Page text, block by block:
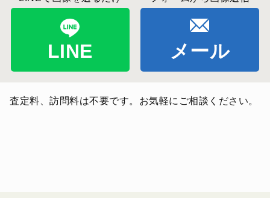
LINE メール
査定料、訪問料は不要です。お気軽にご相談ください。